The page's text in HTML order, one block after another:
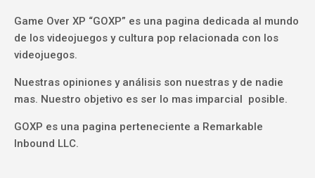
Game Over XP “GOXP” es una pagina dedicada al mundo
de los videojuegos y cultura pop relacionada con los
videojuegos.
Nuestras opiniones y análisis son nuestras y de nadie
mas. Nuestro objetivo es ser lo mas imparcial posible.
GOXP es una pagina perteneciente a Remarkable
Inbound LLC.